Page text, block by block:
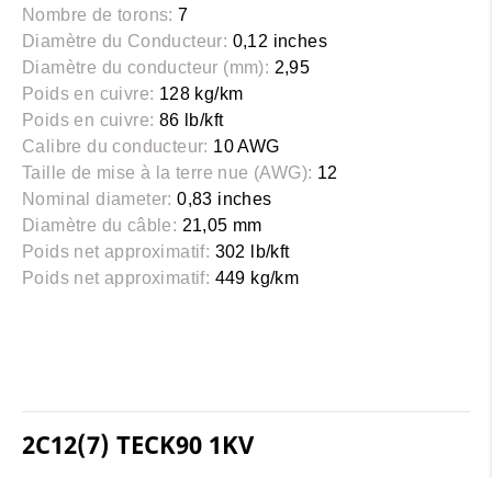
Nombre de torons: 7
Diamètre du Conducteur: 0,12 inches
Diamètre du conducteur (mm): 2,95
Poids en cuivre: 128 kg/km
Poids en cuivre: 86 lb/kft
Calibre du conducteur: 10 AWG
Taille de mise à la terre nue (AWG): 12
Nominal diameter: 0,83 inches
Diamètre du câble: 21,05 mm
Poids net approximatif: 302 lb/kft
Poids net approximatif: 449 kg/km
2C12(7) TECK90 1KV